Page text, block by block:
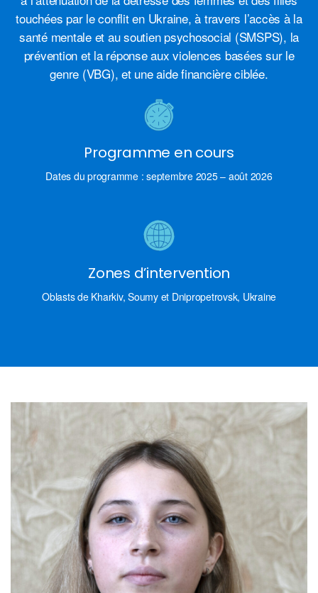
touchées par le conflit en Ukraine, à travers l’accès à la
santé mentale et au soutien psychosocial (SMSPS), la
prévention et la réponse aux violences basées sur le
genre (VBG), et une aide financière ciblée.
Programme en cours
Dates du programme : septembre 2025 – août 2026
Zones d’intervention
Oblasts de Kharkiv, Soumy et Dnipropetrovsk, Ukraine